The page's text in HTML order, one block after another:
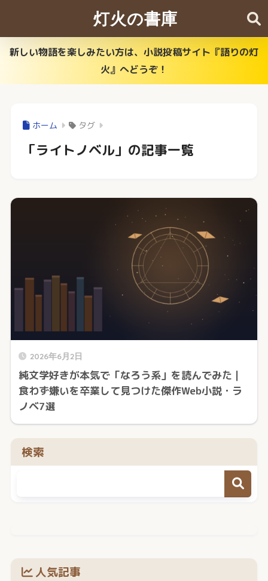
灯火の書庫
新しい物語を楽しみたい方は、小説投稿サイト『語りの灯
火』へどうぞ！
ホーム タグ
「ライトノベル」の記事一覧
2026年6月2日
純文学好きが本気で「なろう系」を読んでみた｜
食わず嫌いを卒業して見つけた傑作Web小説・ラ
ノベ7選
検索
人気記事